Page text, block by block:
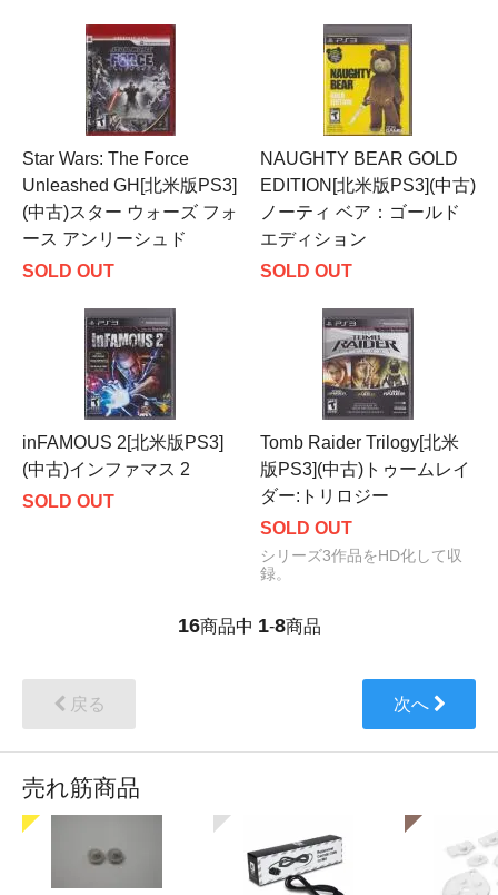
Star Wars: The Force
Unleashed GH[北米版PS3]
(中古)スター ウォーズ フォ
ース アンリーシュド
SOLD OUT
NAUGHTY BEAR GOLD
EDITION[北米版PS3](中古)
ノーティ ベア：ゴールド
エディション
SOLD OUT
inFAMOUS 2[北米版PS3]
(中古)インファマス 2
SOLD OUT
Tomb Raider Trilogy[北米
版PS3](中古)トゥームレイ
ダー:トリロジー
SOLD OUT
シリーズ3作品をHD化して収
録。
16商品中 1-8商品
戻る 次へ
売れ筋商品